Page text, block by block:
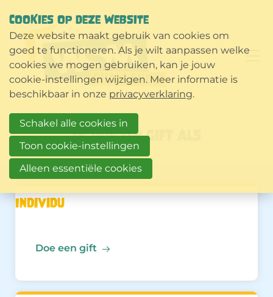
Ik doe een gift als
Individu
Doe een gift
COOKIES OP DEZE WEBSITE
Deze website maakt gebruik van cookies om
goed te functioneren. Als je wilt aanpassen welke
cookies we mogen gebruiken, kan je jouw
cookie-instellingen wijzigen. Meer informatie is
beschikbaar in onze privacyverklaring.
Schakel alle cookies in
Toon cookie-instellingen
Alleen essentiële cookies